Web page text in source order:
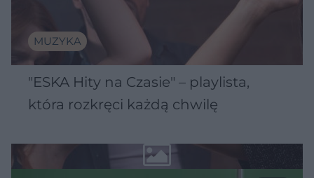
MUZYKA
"ESKA Hity na Czasie" – playlista,
która rozkręci każdą chwilę